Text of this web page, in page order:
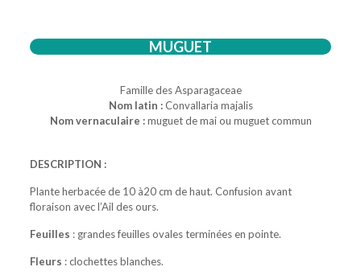
MUGUET
Famille des Asparagaceae
Nom latin :Convallaria majalis
Nom vernaculaire :muguet de mai ou muguet commun
DESCRIPTION :
Plante herbacée de 10 à20 cm de haut. Confusion avant
floraison avec l’Ail des ours.
Feuilles : grandes feuilles ovales terminées en pointe.
Fleurs : clochettes blanches.